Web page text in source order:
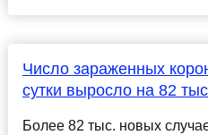
Число зараженных
сутки выросло на 82
Более 82 тыс. новых